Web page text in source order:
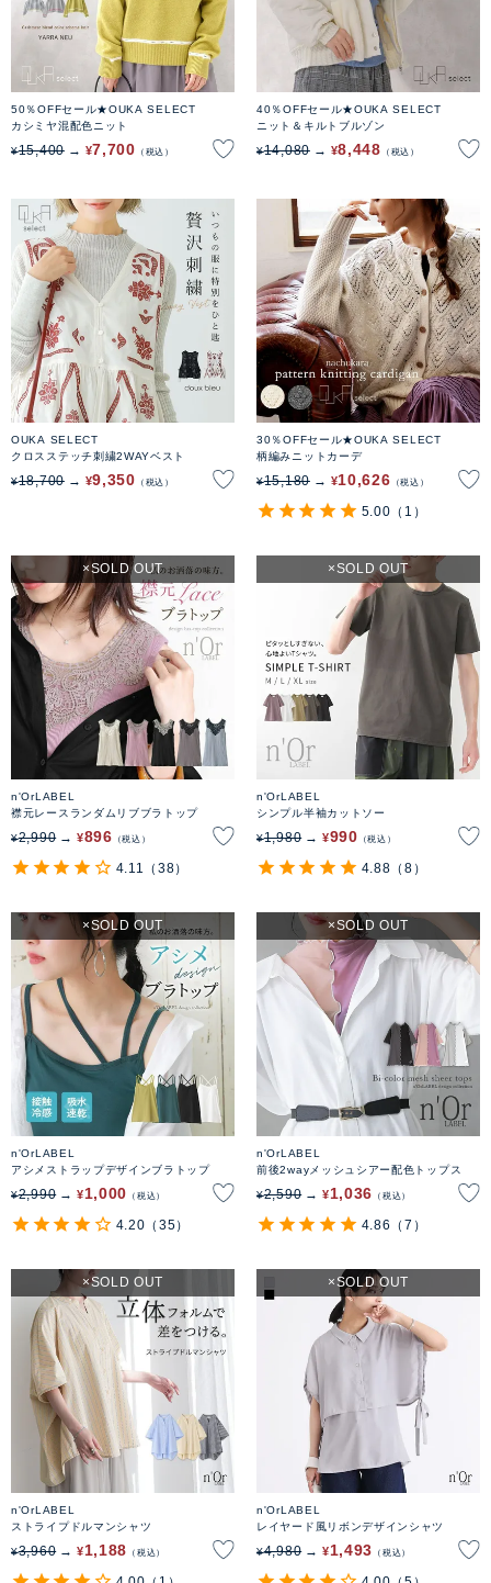
50％OFFセール★OUKA SELECT
カシミヤ混配色ニット
¥15,400 ¥7,700 税込
40％OFFセール★OUKA SELECT
ニット＆キルトブルゾン
¥14,080 ¥8,448 税込
OUKA SELECT
クロスステッチ刺繍2WAYベスト
¥18,700 ¥9,350 税込
30％OFFセール★OUKA SELECT
柄編みニットカーデ
¥15,180 ¥10,626 税込
5.00 （1）
n'OrLABEL
襟元レースランダムリブブラトップ
¥2,990 ¥896 税込
SOLD OUT
4.11 （38）
n'OrLABEL
シンプル半袖カットソー
¥1,980 ¥990 税込
SOLD OUT
4.88 （8）
n'OrLABEL
アシメストラップデザインブラトップ
¥2,990 ¥1,000 税込
SOLD OUT
4.20 （35）
n'OrLABEL
前後2wayメッシュシアー配色トップス
¥2,590 ¥1,036 税込
SOLD OUT
4.86 （7）
n'OrLABEL
ストライプドルマンシャツ
¥3,960 ¥1,188 税込
SOLD OUT
n'OrLABEL
レイヤード風リボンデザインシャツ
¥4,980 ¥1,493 税込
SOLD OUT